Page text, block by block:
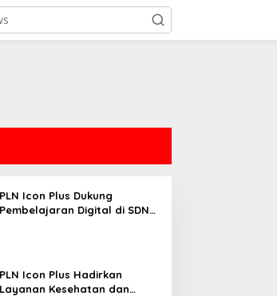
PLN Icon Plus Dukung
Pembelajaran Digital di SDN
PLN Icon Plus Hadirkan
Layanan Kesehatan dan